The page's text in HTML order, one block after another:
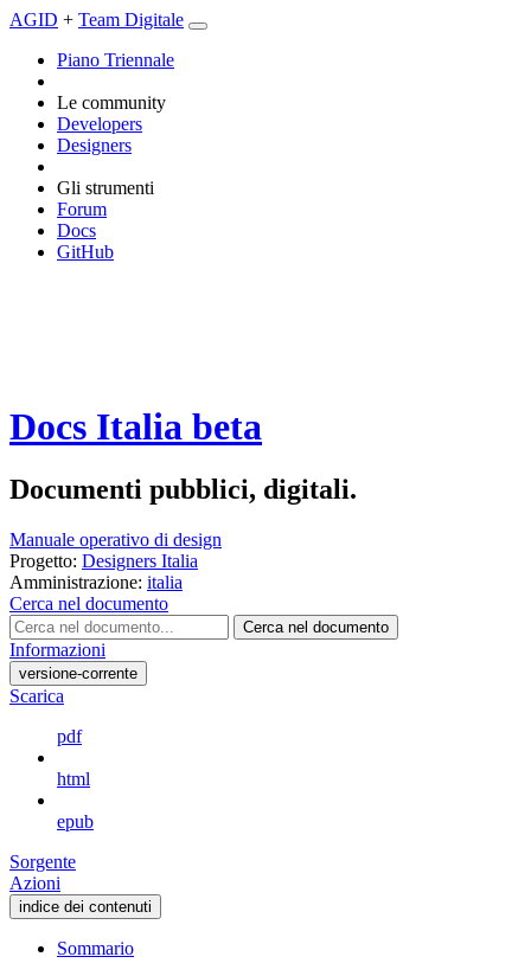
AGID + Team Digitale
Piano Triennale
Le community
Developers
Designers
Gli strumenti
Forum
Docs
GitHub
Docs Italia beta
Documenti pubblici, digitali.
Manuale operativo di design
Progetto: Designers Italia
Amministrazione: italia
Cerca nel documento
Cerca nel documento
Informazioni
versione-corrente
Scarica
pdf
html
epub
Sorgente
Azioni
indice dei contenuti
Sommario